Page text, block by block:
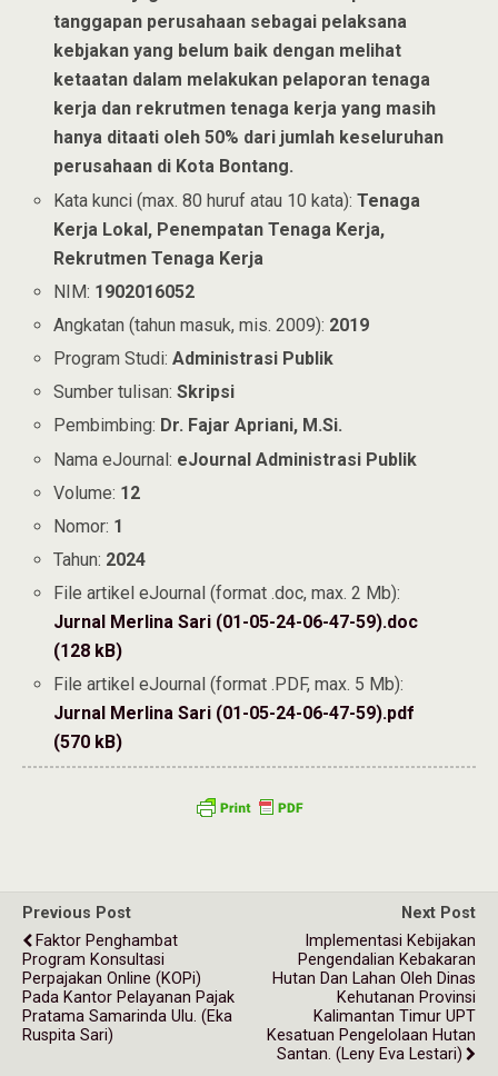
tanggapan perusahaan sebagai pelaksana
kebjakan yang belum baik dengan melihat
ketaatan dalam melakukan pelaporan tenaga
kerja dan rekrutmen tenaga kerja yang masih
hanya ditaati oleh 50% dari jumlah keseluruhan
perusahaan di Kota Bontang.
Kata kunci (max. 80 huruf atau 10 kata):Tenaga
Kerja Lokal, Penempatan Tenaga Kerja,
Rekrutmen Tenaga Kerja
NIM: 1902016052
Angkatan (tahun masuk, mis. 2009): 2019
Program Studi:Administrasi Publik
Sumber tulisan:Skripsi
Pembimbing: Dr. Fajar Apriani, M.Si.
Nama eJournal: eJournal Administrasi Publik
Volume: 12
Nomor: 1
Tahun: 2024
File artikel eJournal (format .doc, max. 2 Mb):
Jurnal Merlina Sari (01-05-24-06-47-59).doc
(128 kB)
File artikel eJournal (format .PDF, max. 5 Mb):
Jurnal Merlina Sari (01-05-24-06-47-59).pdf
(570 kB)
Previous Post
Faktor Penghambat
Program Konsultasi
Perpajakan Online (KOPi)
Pada Kantor Pelayanan Pajak
Pratama Samarinda Ulu. (Eka
Ruspita Sari)
Next Post
Implementasi Kebijakan
Pengendalian Kebakaran
Hutan Dan Lahan Oleh Dinas
Kehutanan Provinsi
Kalimantan Timur UPT
Kesatuan Pengelolaan Hutan
Santan. (Leny Eva Lestari)